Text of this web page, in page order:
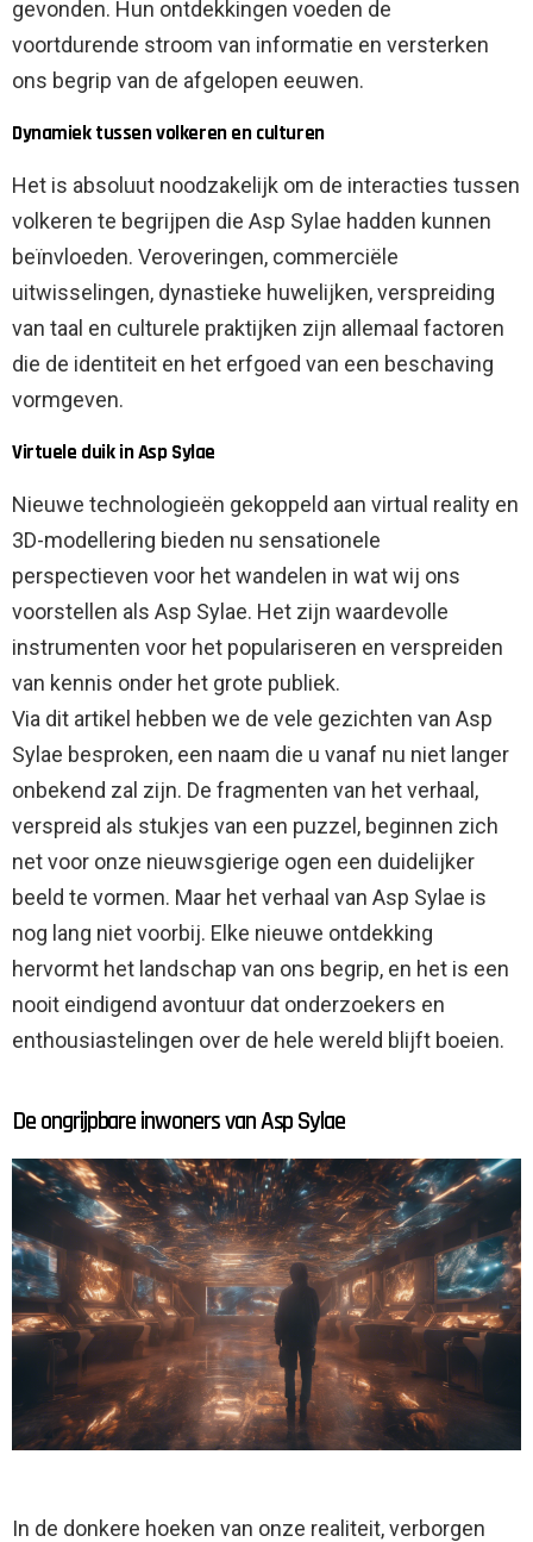
gevonden. Hun ontdekkingen voeden de
voortdurende stroom van informatie en versterken
ons begrip van de afgelopen eeuwen.
Dynamiek tussen volkeren en culturen
Het is absoluut noodzakelijk om de interacties tussen
volkeren te begrijpen die Asp Sylae hadden kunnen
beïnvloeden. Veroveringen, commerciële
uitwisselingen, dynastieke huwelijken, verspreiding
van taal en culturele praktijken zijn allemaal factoren
die de identiteit en het erfgoed van een beschaving
vormgeven.
Virtuele duik in Asp Sylae
Nieuwe technologieën gekoppeld aan virtual reality en
3D-modellering bieden nu sensationele
perspectieven voor het wandelen in wat wij ons
voorstellen als Asp Sylae. Het zijn waardevolle
instrumenten voor het populariseren en verspreiden
van kennis onder het grote publiek.
Via dit artikel hebben we de vele gezichten van Asp
Sylae besproken, een naam die u vanaf nu niet langer
onbekend zal zijn. De fragmenten van het verhaal,
verspreid als stukjes van een puzzel, beginnen zich
net voor onze nieuwsgierige ogen een duidelijker
beeld te vormen. Maar het verhaal van Asp Sylae is
nog lang niet voorbij. Elke nieuwe ontdekking
hervormt het landschap van ons begrip, en het is een
nooit eindigend avontuur dat onderzoekers en
enthousiastelingen over de hele wereld blijft boeien.
De ongrijpbare inwoners van Asp Sylae
In de donkere hoeken van onze realiteit, verborgen